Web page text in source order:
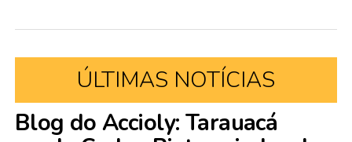
ÚLTIMAS NOTÍCIAS
Blog do Accioly: Tarauacá